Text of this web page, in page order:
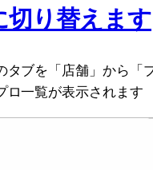
切り替えます
タブを「店舗」から「
ロ一覧が表示されます